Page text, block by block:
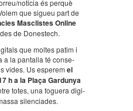
noti­cia és perquè
que sigueu part de
Masclis­tes Online
de Dones­tech.
que moltes patim i
a la panta­lla té conse­
vides. Us espe­remel
h a la Plaça Gardu­nya
totes, una foguera digi­
silen­ci­a­des.